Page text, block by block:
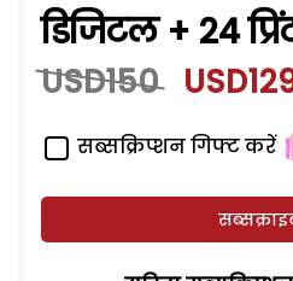
डिजिटल + 24
USD150
सब्सक्रिप्शन गिफ्ट करें